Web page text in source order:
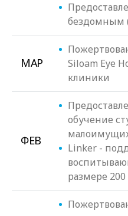
бездомным
МАР
Siloam Eye
клиники
ФЕВ
обучение
Linker -
размере